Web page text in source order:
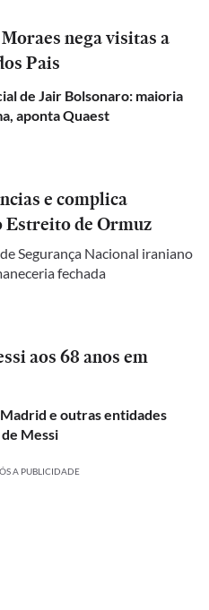
nega visitas a
Pais
de Jair Bolsonaro: maioria
aponta Quaest
e complica
de Ormuz
Segurança Nacional iraniano
fechada
aos 68 anos em
e outras entidades
Messi
A PUBLICIDADE